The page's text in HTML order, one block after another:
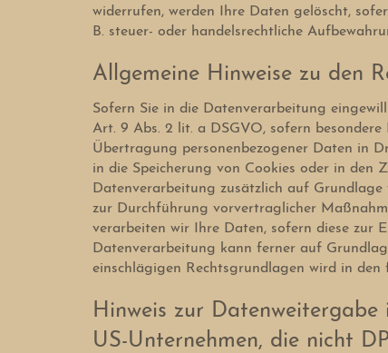
widerrufen, werden Ihre Daten gelöscht,
B. steuer- oder handelsrechtliche
Allgemeine Hinweise zu den
Sofern Sie in die Datenverarbeitung
Art. 9 Abs. 2 lit. a DSGVO, sofern
Übertragung personenbezogener Daten in
in die Speicherung von Cookies oder in
Datenverarbeitung zusätzlich auf
zur Durchführung vorvertraglicher
verarbeiten wir Ihre Daten, sofern diese zur
Datenverarbeitung kann ferner auf
einschlägigen Rechtsgrundlagen wird in
Hinweis zur
US-Unternehmen, die nicht